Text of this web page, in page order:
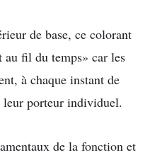
de base, ce colorant
au fil du temps» car les
à chaque instant de
porteur individuel.
de la fonction et